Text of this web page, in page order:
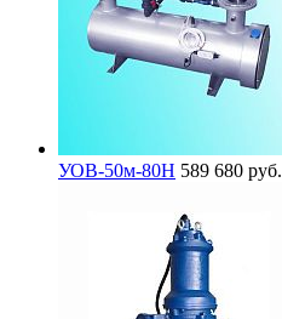
УОВ-50м-80Н 589 680 руб.